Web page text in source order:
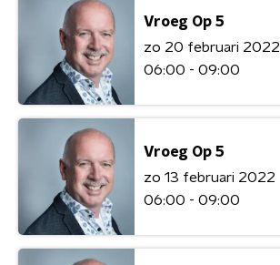
Vroeg Op 5
zo 20 februari 2022
06:00 - 09:00
Vroeg Op 5
zo 13 februari 2022
06:00 - 09:00